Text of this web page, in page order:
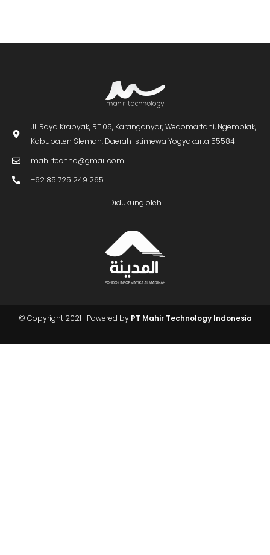
Jl. Raya Krapyak, RT.05, Karanganyar, Wedomartani, Ngemplak,
Kabupaten Sleman, Daerah Istimewa Yogyakarta 55584
mahirtechno@gmail.com
+62 85 725 249 265
Didukung oleh
© Copyright 2021 | Powered by PT Mahir Technology Indonesia